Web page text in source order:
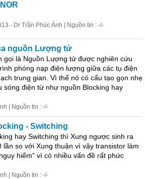
- Dr Trần Phúc Ánh | Nguồn tin : -/-
nguồn Lượng tử
gọi là Nguồn Lượng tử được nghiên cứu
phóng nạp điện lượng giữa các tụ điện
trung gian. Vì thế nó có cấu tạo gọn nhẹ
sóng điện từ như nguồn Blocking hay
| Nguồn tin : -/-
- Switching
hay Switching thì Xung ngược sinh ra
so với Xung thuận vì vậy transistor làm
hiểm” vì có nhiều vấn đề rất phức
| Nguồn tin : -/-